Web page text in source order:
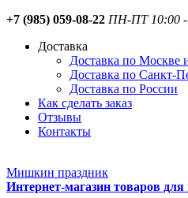
+7 (985) 059-08-22 ПН-ПТ 10:00 -
Доставка
Доставка по
Доставка по Санкт-
Доставка по России
Как сделать заказ
Отзывы
Контакты
Мишкин праздник
Интернет-магазин товаров для